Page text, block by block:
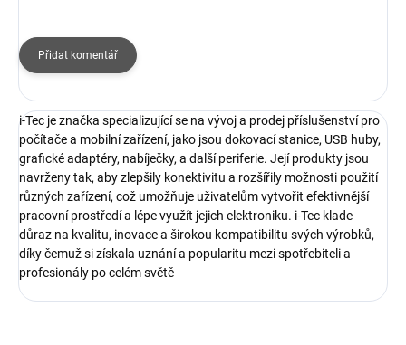
Přidat komentář
i-Tec je značka specializující se na vývoj a prodej příslušenství pro
počítače a mobilní zařízení, jako jsou dokovací stanice, USB huby,
grafické adaptéry, nabíječky, a další periferie. Její produkty jsou
navrženy tak, aby zlepšily konektivitu a rozšířily možnosti použití
různých zařízení, což umožňuje uživatelům vytvořit efektivnější
pracovní prostředí a lépe využít jejich elektroniku. i-Tec klade
důraz na kvalitu, inovace a širokou kompatibilitu svých výrobků,
díky čemuž si získala uznání a popularitu mezi spotřebiteli a
profesionály po celém světě